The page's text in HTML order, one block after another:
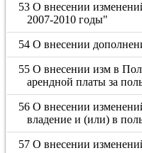
53 О внесении
2007-2010 годы"
54 О внесении
55 О внесении изм в
арендной платы за
56 О внесении
владение и (или) в
57 О внесении